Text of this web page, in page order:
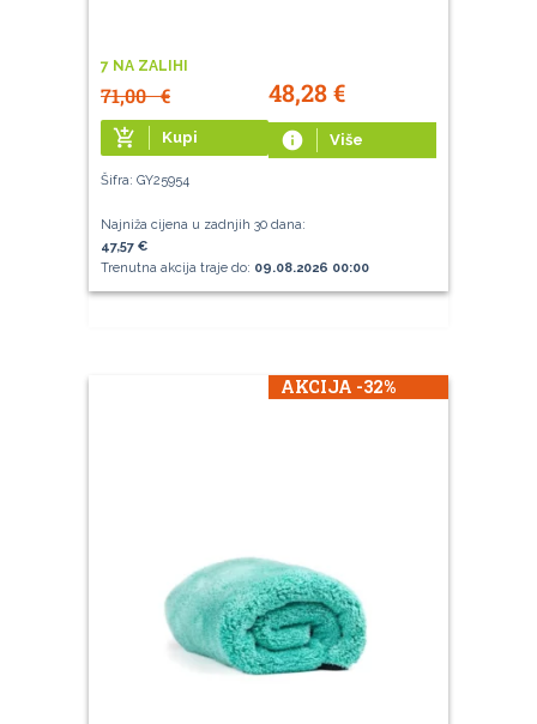
7 NA ZALIHI
71,00€ 48,28€
add_shopping_cart Kupi info Više
Šifra: GY25954
Najniža cijena u zadnjih 30 dana:
47,57 €
Trenutna akcija traje do: 09.08.2026 00:00
AKCIJA -32%